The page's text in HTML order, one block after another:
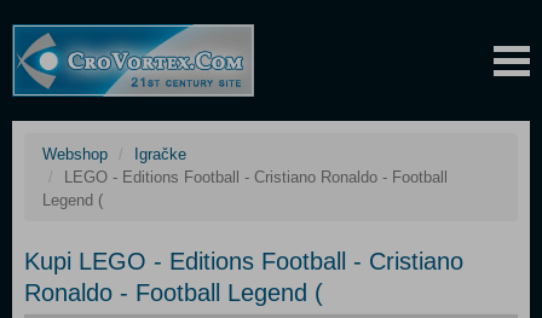
Webshop
Igračke
LEGO - Editions Football - Cristiano Ronaldo - Football
Legend (
Kupi LEGO - Editions Football - Cristiano
Ronaldo - Football Legend (